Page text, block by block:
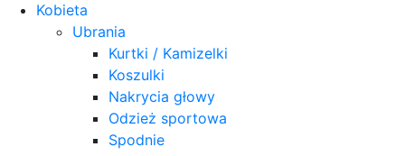
Kobieta
Ubrania
Kurtki / Kamizelki
Koszulki
Nakrycia głowy
Odzież sportowa
Spodnie